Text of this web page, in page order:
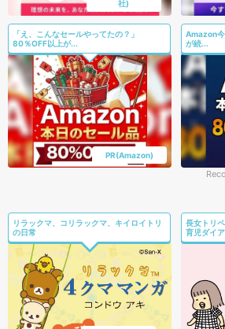
社)
「え、こんなセールやってたの？」
80％OFF以上が...
PR(Amazon)
Amazon
が続...
リラックマ、コリラックマ、キイロイトリ
の日常
長女トリ
育児ダイ